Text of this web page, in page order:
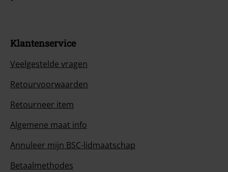
Klantenservice
Veelgestelde vragen
Retourvoorwaarden
Retourneer item
Algemene maat info
Annuleer mijn BSC-lidmaatschap
Betaalmethodes